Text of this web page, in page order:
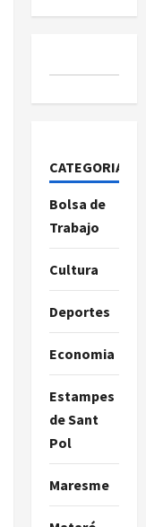
CATEGORIAS
Bolsa de
Trabajo
Cultura
Deportes
Economia
Estampes
de Sant
Pol
Maresme